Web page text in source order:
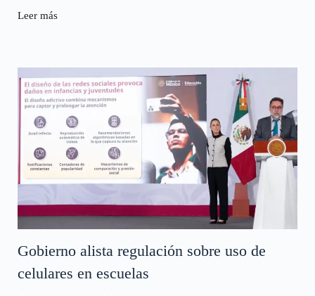
Leer más
Gobierno alista regulación sobre uso de
celulares en escuelas